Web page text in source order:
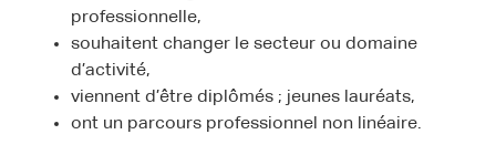
professionnelle,
souhaitent changer le secteur ou domaine
d’activité,
viennent d’être diplômés ; jeunes lauréats,
ont un parcours professionnel non linéaire.